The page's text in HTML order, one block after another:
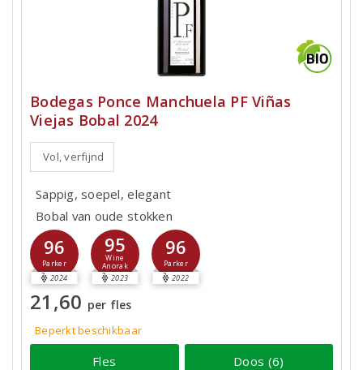
Bodegas Ponce Manchuela PF Viñas
Viejas Bobal 2024
Vol, verfijnd
Sappig, soepel, elegant
Bobal van oude stokken
96
Parker
2024
95
Wine
Anorak
2023
96
Parker
2022
21,60 per fles
Beperkt beschikbaar
Fles Doos (6)